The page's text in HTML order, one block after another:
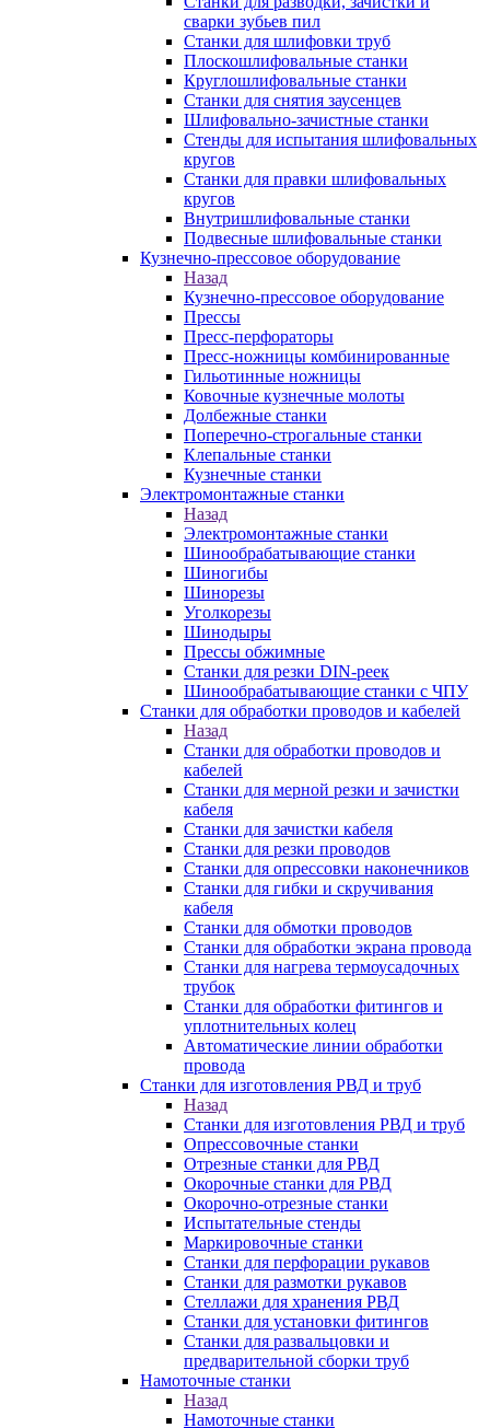
сварки зубьев пил
Станки для шлифовки труб
Плоскошлифовальные станки
Круглошлифовальные станки
Станки для снятия заусенцев
Шлифовально-зачистные станки
Стенды для испытания шлифовальных
кругов
Станки для правки шлифовальных
кругов
Внутришлифовальные станки
Подвесные шлифовальные станки
Кузнечно-прессовое оборудование
Назад
Кузнечно-прессовое оборудование
Прессы
Пресс-перфораторы
Пресс-ножницы комбинированные
Гильотинные ножницы
Ковочные кузнечные молоты
Долбежные станки
Поперечно-строгальные станки
Клепальные станки
Кузнечные станки
Электромонтажные станки
Назад
Электромонтажные станки
Шинообрабатывающие станки
Шиногибы
Шинорезы
Уголкорезы
Шинодыры
Прессы обжимные
Станки для резки DIN-реек
Шинообрабатывающие станки с ЧПУ
Станки для обработки проводов и кабелей
Назад
Станки для обработки проводов и
кабелей
Станки для мерной резки и зачистки
кабеля
Станки для зачистки кабеля
Станки для резки проводов
Станки для опрессовки наконечников
Станки для гибки и скручивания
кабеля
Станки для обмотки проводов
Станки для обработки экрана провода
Станки для нагрева термоусадочных
трубок
Станки для обработки фитингов и
уплотнительных колец
Автоматические линии обработки
провода
Станки для изготовления РВД и труб
Назад
Станки для изготовления РВД и труб
Опрессовочные станки
Отрезные станки для РВД
Окорочные станки для РВД
Окорочно-отрезные станки
Испытательные стенды
Маркировочные станки
Станки для перфорации рукавов
Станки для размотки рукавов
Стеллажи для хранения РВД
Станки для установки фитингов
Станки для развальцовки и
предварительной сборки труб
Намоточные станки
Назад
Намоточные станки